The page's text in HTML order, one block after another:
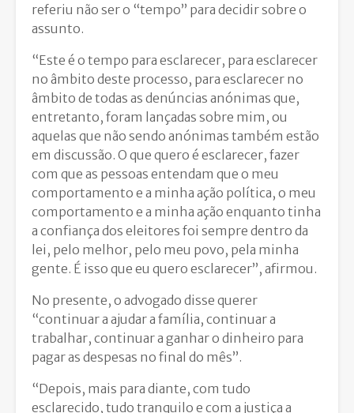
referiu não ser o “tempo” para decidir sobre o
assunto.
“Este é o tempo para esclarecer, para esclarecer
no âmbito deste processo, para esclarecer no
âmbito de todas as denúncias anónimas que,
entretanto, foram lançadas sobre mim, ou
aquelas que não sendo anónimas também estão
em discussão. O que quero é esclarecer, fazer
com que as pessoas entendam que o meu
comportamento e a minha ação política, o meu
comportamento e a minha ação enquanto tinha
a confiança dos eleitores foi sempre dentro da
lei, pelo melhor, pelo meu povo, pela minha
gente. É isso que eu quero esclarecer”, afirmou.
No presente, o advogado disse querer
“continuar a ajudar a família, continuar a
trabalhar, continuar a ganhar o dinheiro para
pagar as despesas no final do mês”.
“Depois, mais para diante, com tudo
esclarecido, tudo tranquilo e com a justiça a